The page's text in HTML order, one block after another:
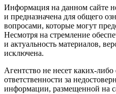
Информация на данном сайте
и предназначена для общего
вопросами, которые могут
Несмотря на стремление
и актуальность материалов,
исключена.
Агентство не несет каких-либо
ответственности за
информации, размещенной на